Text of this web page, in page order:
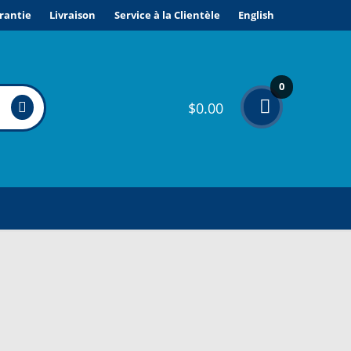
Livraison Service à la Clientèle English
$0.00
0
élé